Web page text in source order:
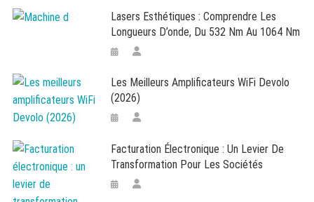
Lasers Esthétiques : Comprendre Les
Longueurs D’onde, Du 532 Nm Au 1064 Nm
Les Meilleurs Amplificateurs WiFi Devolo
(2026)
Facturation Électronique : Un Levier De
Transformation Pour Les Sociétés